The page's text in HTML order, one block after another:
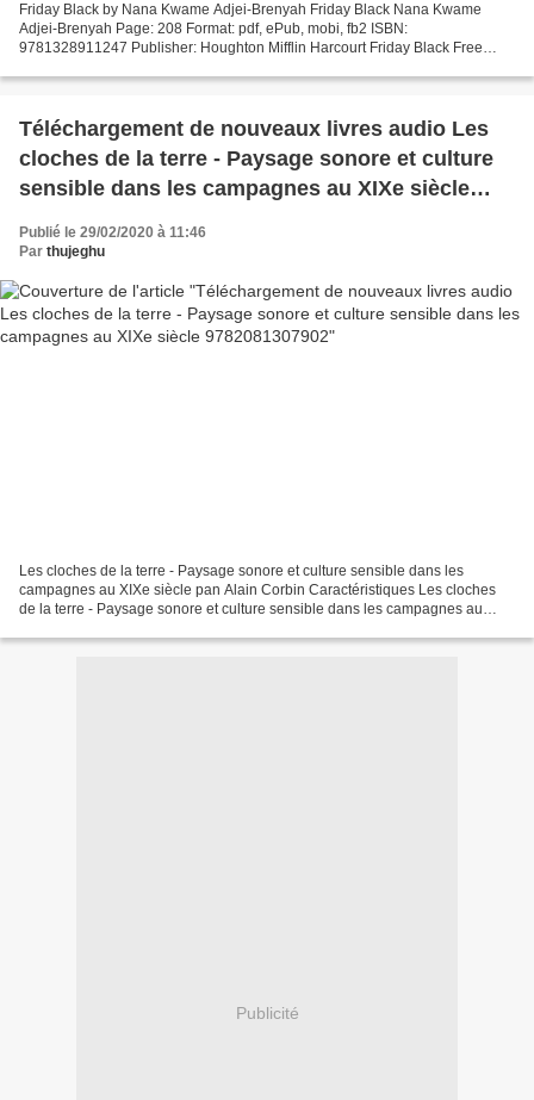
Friday Black by Nana Kwame Adjei-Brenyah Friday Black Nana Kwame
Adjei-Brenyah Page: 208 Format: pdf, ePub, mobi, fb2 ISBN:
9781328911247 Publisher: Houghton Mifflin Harcourt Friday Black Free
Téléchargement de nouveaux livres audio Les
cloches de la terre - Paysage sonore et culture
sensible dans les campagnes au XIXe siècle
9782081307902
Publié le 29/02/2020 à 11:46
Par thujeghu
Les cloches de la terre - Paysage sonore et culture sensible dans les
campagnes au XIXe siècle pan Alain Corbin Caractéristiques Les cloches
de la terre - Paysage sonore et culture sensible dans les campagnes au
Publicité